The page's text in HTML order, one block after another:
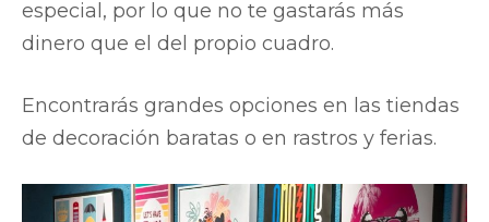
especial, por lo que no te gastarás más
dinero que el del propio cuadro.
Encontrarás grandes opciones en las tiendas
de decoración baratas o en rastros y ferias.